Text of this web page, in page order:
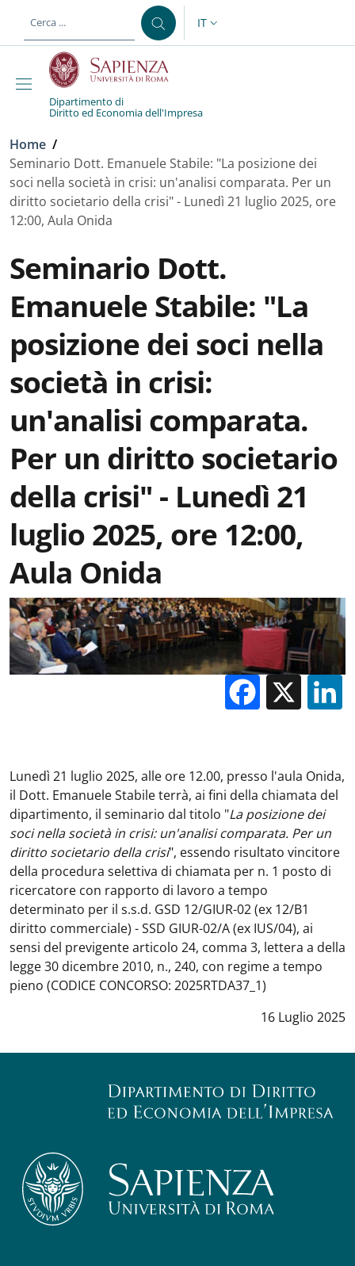
al contenuto principale
SELETTORE LINGUA:
IT
Dipartimento di
Diritto ed Economia dell'Impresa
Briciole di pane
Home /
Seminario Dott. Emanuele Stabile: "La posizione dei
soci nella società in crisi: un'analisi comparata. Per un
diritto societario della crisi" - Lunedì 21 luglio 2025, ore
12:00, Aula Onida
Seminario Dott.
Emanuele Stabile: "La
posizione dei soci nella
società in crisi:
un'analisi comparata.
Per un diritto societario
della crisi" - Lunedì 21
luglio 2025, ore 12:00,
Aula Onida
X
Lunedì 21 luglio 2025, alle ore 12.00, presso l'aula Onida,
il Dott. Emanuele Stabileterrà, ai fini della chiamata del
dipartimento, il seminario dal titolo "La posizione dei
soci nella società in crisi: un'analisi comparata. Per un
diritto societario della crisi", essendo risultato vincitore
della procedura selettiva di chiamata per n. 1 posto di
ricercatore con rapporto di lavoro a tempo
determinato per il s.s.d. GSD 12/GIUR-02 (ex 12/B1
diritto commerciale) - SSD GIUR-02/A (ex IUS/04), ai
sensi del previgente articolo 24, comma 3, lettera a della
legge 30 dicembre 2010, n., 240, con regime a tempo
pieno (CODICE CONCORSO: 2025RTDA37_1)
Data notizia:
16 Luglio 2025